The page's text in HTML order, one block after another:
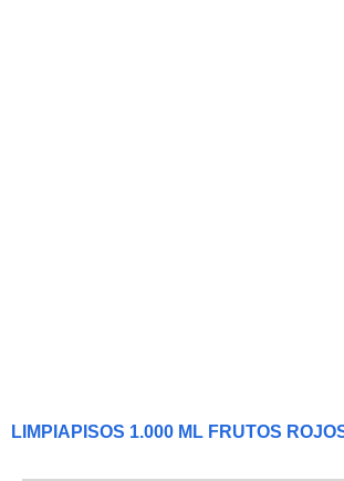
LIMPIAPISOS 1.000 ML FRUTOS